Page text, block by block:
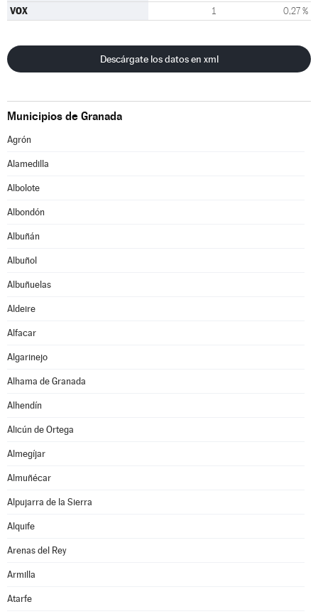
VOX 1 0,27 %
Descárgate los datos en xml
Municipios de Granada
Agrón
Alamedilla
Albolote
Albondón
Albuñán
Albuñol
Albuñuelas
Aldeire
Alfacar
Algarinejo
Alhama de Granada
Alhendín
Alicún de Ortega
Almegíjar
Almuñécar
Alpujarra de la Sierra
Alquife
Arenas del Rey
Armilla
Atarfe